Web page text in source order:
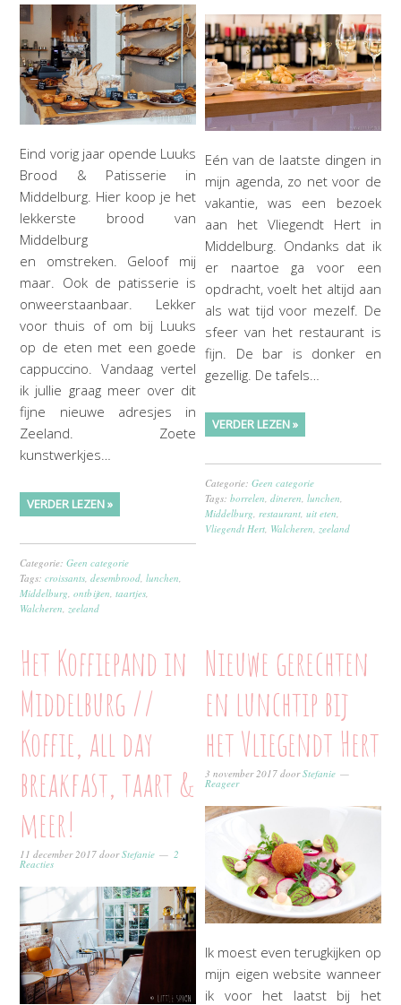
Eind vorig jaar opende Luuks
Brood & Patisserie in
Middelburg. Hier koop je het
lekkerste brood van
Middelburg
en omstreken. Geloof mij
maar. Ook de patisserie is
onweerstaanbaar. Lekker
voor thuis of om bij Luuks
op de eten met een goede
cappuccino. Vandaag vertel
ik jullie graag meer over dit
fijne nieuwe adresjes in
Zeeland. Zoete
kunstwerkjes…
VERDER LEZEN »
Categorie:Geen categorie
Tags:croissants ,desembrood ,lunchen
Middelburg ,ontbijten ,taartjes
Walcheren zeeland
Eén van de laatste dingen in
mijn agenda, zo net voor de
vakantie, was een bezoek
aan het Vliegendt Hert in
Middelburg. Ondanks dat ik
er naartoe ga voor een
opdracht, voelt het altijd aan
als wat tijd voor mezelf. De
sfeer van het restaurant is
fijn. De bar is donker en
gezellig. De tafels…
VERDER LEZEN »
Categorie:Geen categorie
Tags:borrelen ,dineren ,lunchen
Middelburg restaurant ,uit eten
Vliegendt Hert Walcheren zeeland
Het Koffiepand in
Middelburg //
Koffie, all day
breakfast, taart &
meer!
11 december 2017 doorStefanie 2
Reacties
Nieuwe gerechten
en lunchtip bij
het Vliegendt Hert
3 november 2017 doorStefanie
Reageer
Ik moest even terugkijken op
mijn eigen website wanneer
ik voor het laatst bij het